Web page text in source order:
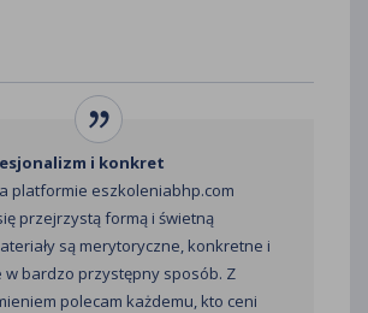
i konkret
platformie eszkoleniabhp.com
przejrzystą formą i świetną
są merytoryczne, konkretne i
bardzo przystępny sposób. Z
polecam każdemu, kto ceni